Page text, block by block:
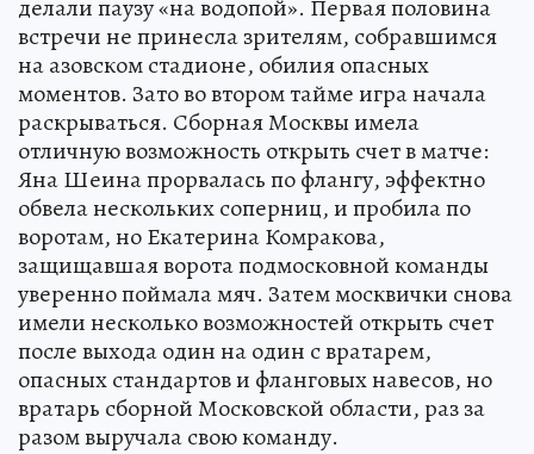
делали паузу «на водопой». Первая половина
встречи не принесла зрителям, собравшимся
на азовском стадионе, обилия опасных
моментов. Зато во втором тайме игра начала
раскрываться. Сборная Москвы имела
отличную возможность открыть счет в матче:
Яна Шеина прорвалась по флангу, эффектно
обвела нескольких соперниц, и пробила по
воротам, но Екатерина Комракова,
защищавшая ворота подмосковной команды
уверенно поймала мяч. Затем москвички снова
имели несколько возможностей открыть счет
после выхода один на один с вратарем,
опасных стандартов и фланговых навесов, но
вратарь сборной Московской области, раз за
разом выручала свою команду.